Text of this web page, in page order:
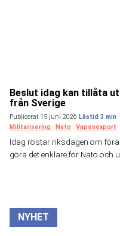
Beslut idag kan tillåta
från Sverige
Publicerat 15 juni 2026
Militarisering
Nato Vapenexport
Idag röstar riksdagen om
göra det enklare för Nato och
NYHET